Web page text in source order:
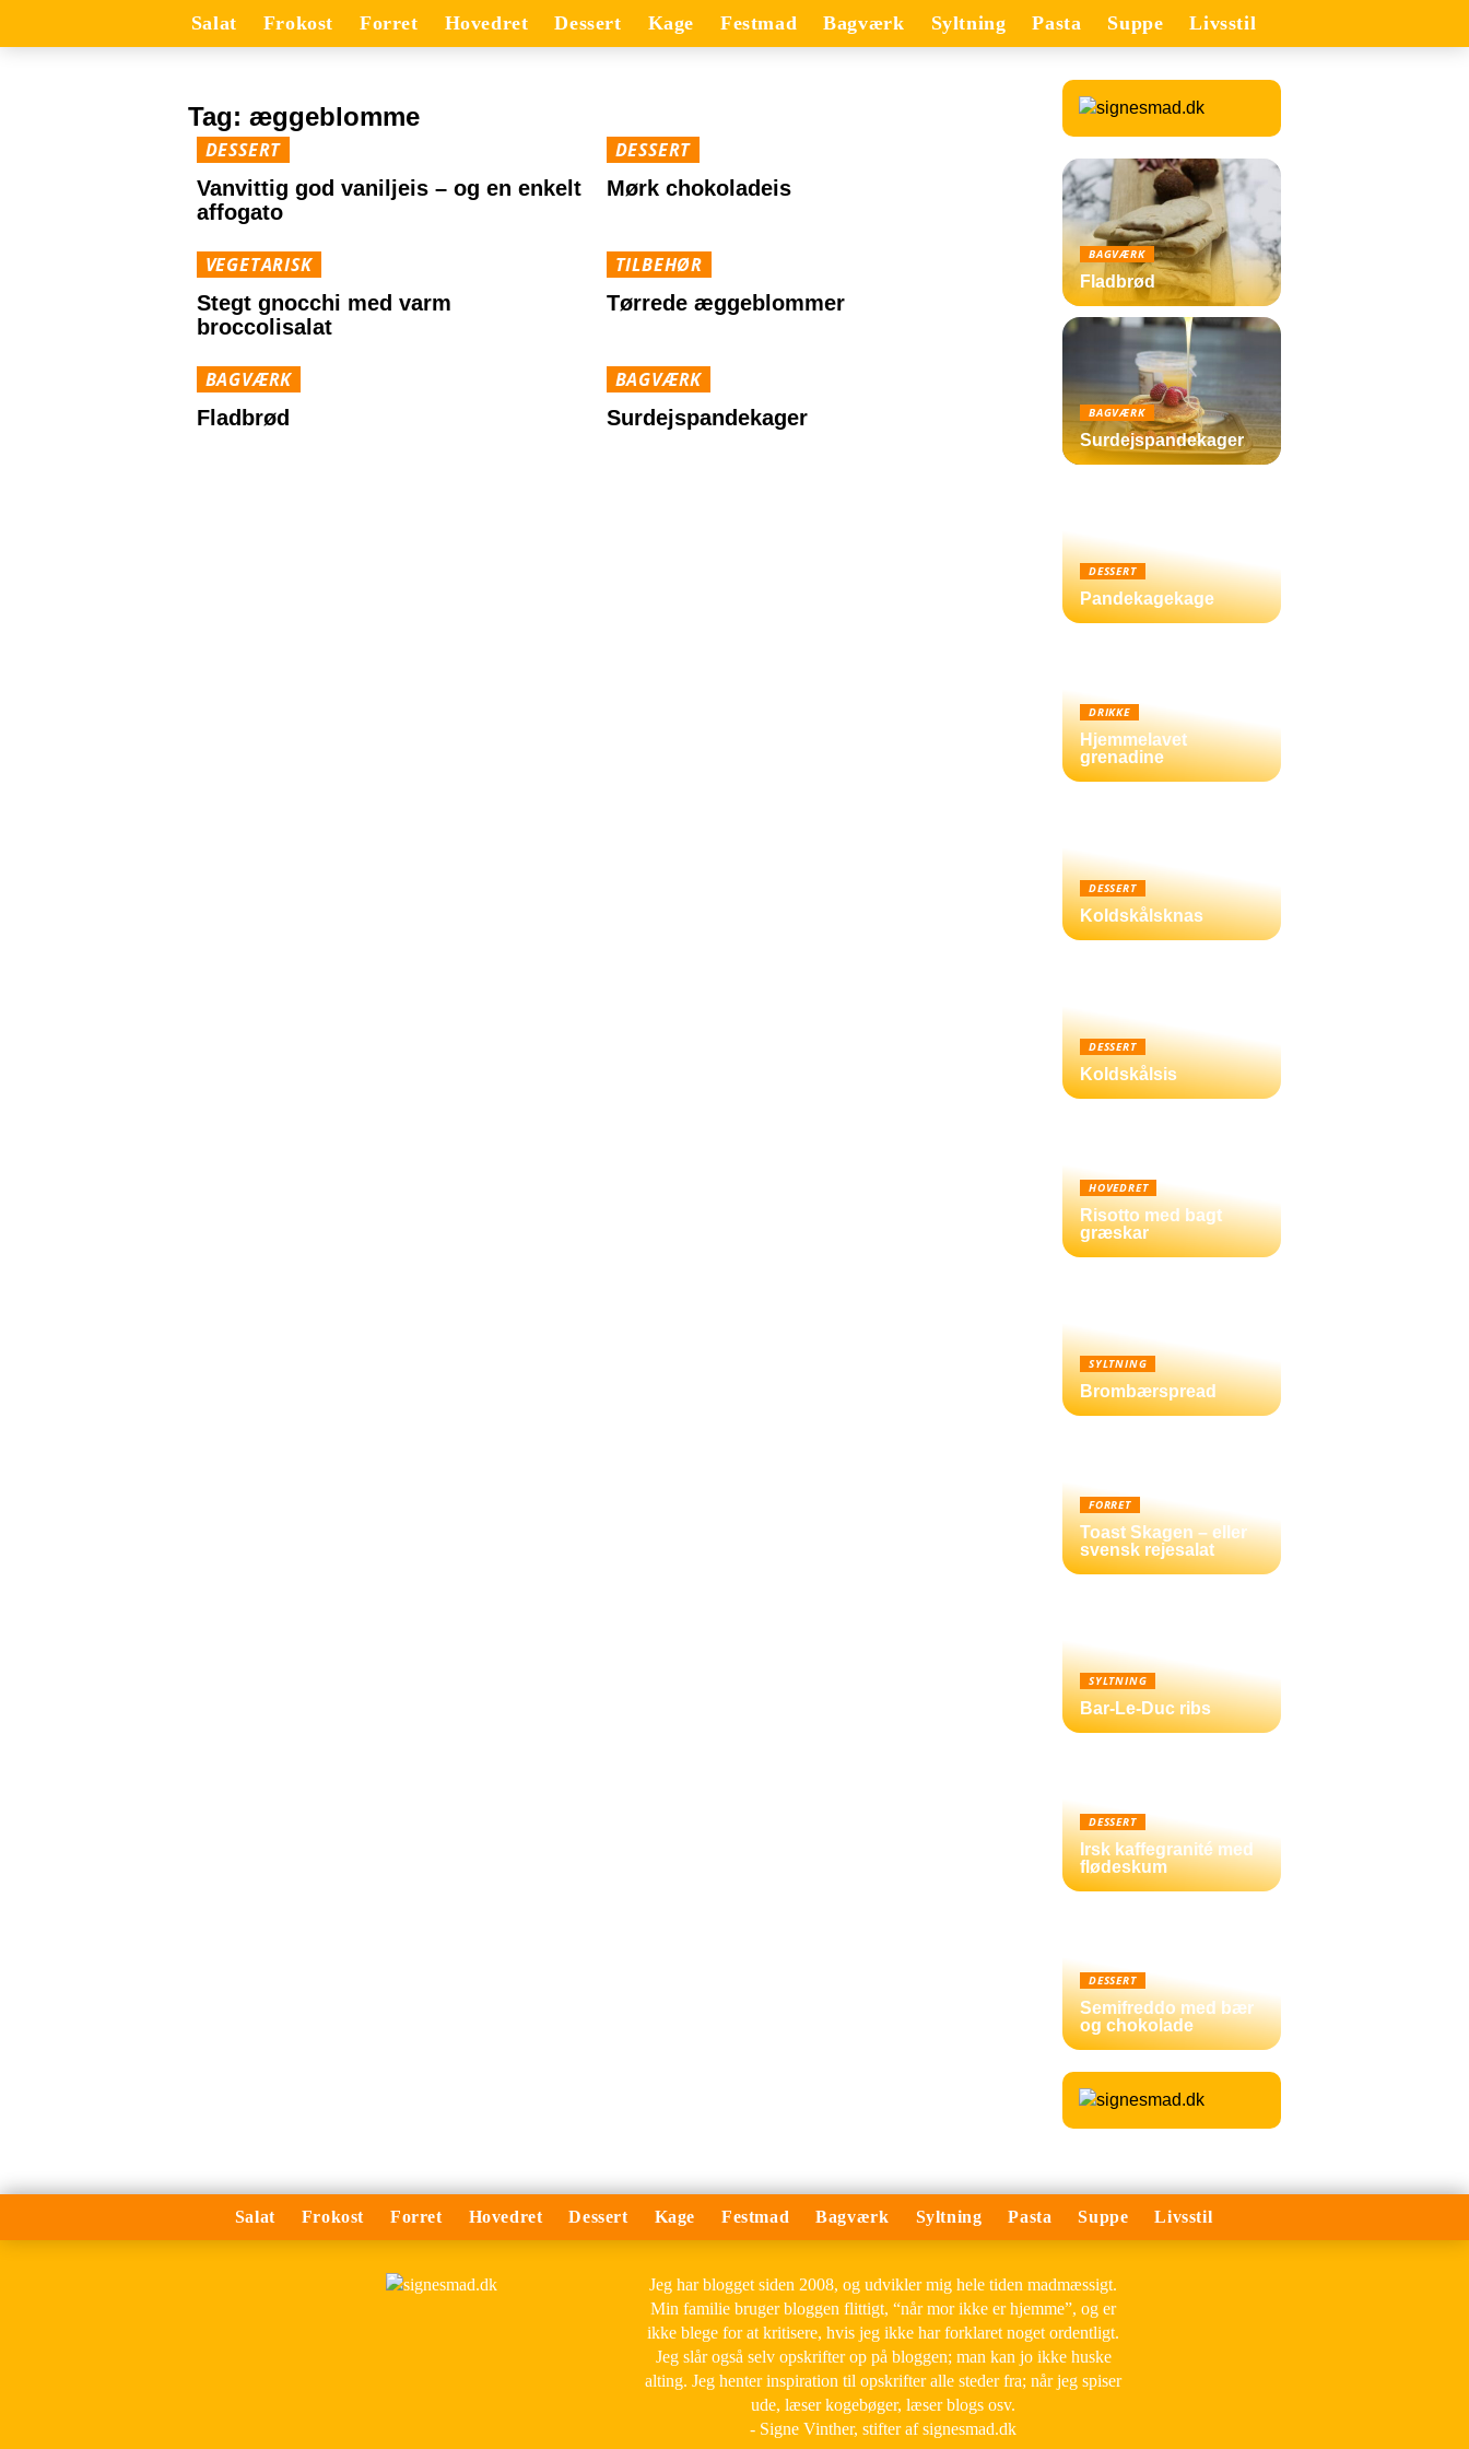
Salat Frokost Forret Hovedret Dessert Kage Festmad Bagværk Syltning Pasta Suppe Livsstil
Tag: æggeblomme
DESSERT
Vanvittig god vaniljeis – og en enkelt
affogato
DESSERT
Mørk chokoladeis
VEGETARISK
Stegt gnocchi med varm
broccolisalat
TILBEHØR
Tørrede æggeblommer
BAGVÆRK
Fladbrød
BAGVÆRK
Surdejspandekager
BAGVÆRK
Fladbrød
BAGVÆRK
Surdejspandekager
DESSERT
Pandekagekage
DRIKKE
Hjemmelavet
grenadine
DESSERT
Koldskålsknas
DESSERT
Koldskålsis
HOVEDRET
Risotto med bagt
græskar
SYLTNING
Brombærspread
FORRET
Toast Skagen – eller
svensk rejesalat
SYLTNING
Bar-Le-Duc ribs
DESSERT
Irsk kaffegranité med
flødeskum
DESSERT
Semifreddo med bær
og chokolade
Salat Frokost Forret Hovedret Dessert Kage Festmad Bagværk Syltning Pasta Suppe Livsstil
Jeg har blogget siden 2008, og udvikler mig hele tiden madmæssigt.
Min familie bruger bloggen flittigt, “når mor ikke er hjemme”, og er
ikke blege for at kritisere, hvis jeg ikke har forklaret noget ordentligt.
Jeg slår også selv opskrifter op på bloggen; man kan jo ikke huske
alting. Jeg henter inspiration til opskrifter alle steder fra; når jeg spiser
ude, læser kogebøger, læser blogs osv.
- Signe Vinther, stifter af signesmad.dk